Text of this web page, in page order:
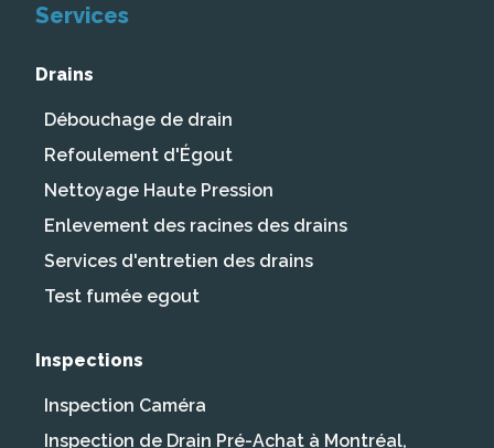
Services
Drains
Débouchage de drain
Refoulement d'Égout
Nettoyage Haute Pression
Enlevement des racines des drains
Services d'entretien des drains
Test fumée egout
Inspections
Inspection Caméra
Inspection de Drain Pré-Achat à Montréal,